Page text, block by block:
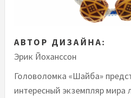
АВТОР ДИЗАЙНА:
Эрик Йоханссон
Головоломка «Шайба»
интересный экземпляр мира